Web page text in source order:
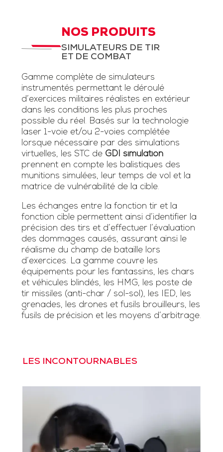
NOS PRODUITS
SIMULATEURS DE TIR
ET DE COMBAT
Gamme complète de simulateurs
instrumentés permettant le déroulé
d’exercices militaires réalistes en extérieur
dans les conditions les plus proches
possible du réel. Basés sur la technologie
laser 1-voie et/ou 2-voies complétée
lorsque nécessaire par des simulations
virtuelles, les STC de GDI simulation
prennent en compte les balistiques des
munitions simulées, leur temps de vol et la
matrice de vulnérabilité de la cible.
Les échanges entre la fonction tir et la
fonction cible permettent ainsi d’identifier la
précision des tirs et d’effectuer l’évaluation
des dommages causés, assurant ainsi le
réalisme du champ de bataille lors
d’exercices. La gamme couvre les
équipements pour les fantassins, les chars
et véhicules blindés, les HMG, les poste de
tir missiles (anti-char / sol-sol), les IED, les
grenades, les drones et fusils brouilleurs, les
fusils de précision et les moyens d’arbitrage.
LES INCONTOURNABLES